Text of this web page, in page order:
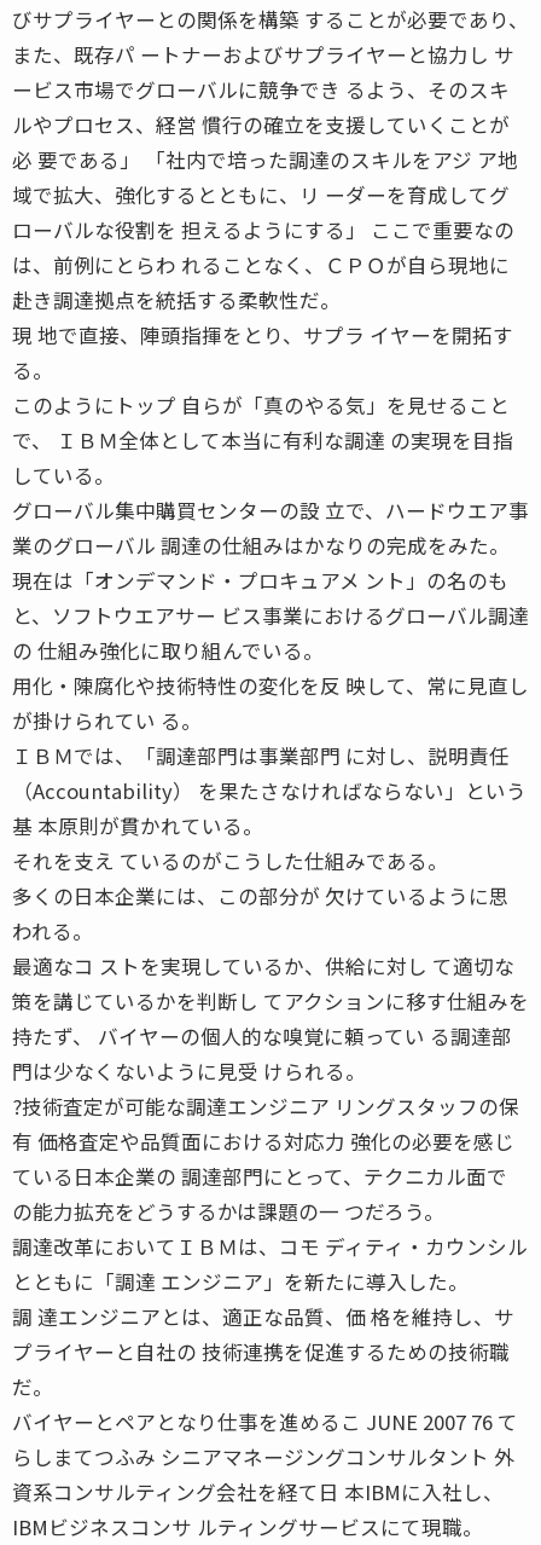
びサプライヤーとの関係を構築 することが必要であり、
また、既存パ ートナーおよびサプライヤーと協力し サ
ービス市場でグローバルに競争でき るよう、そのスキ
ルやプロセス、経営 慣行の確立を支援していくことが
必 要である」 「社内で培った調達のスキルをアジ ア地
域で拡大、強化するとともに、リ ーダーを育成してグ
ローバルな役割を 担えるようにする」 ここで重要なの
は、前例にとらわ れることなく、ＣＰＯが自ら現地に
赴き調達拠点を統括する柔軟性だ。
現 地で直接、陣頭指揮をとり、サプラ イヤーを開拓す
る。
このようにトップ 自らが「真のやる気」を見せること
で、 ＩＢＭ全体として本当に有利な調達 の実現を目指
している。
グローバル集中購買センターの設 立で、ハードウエア事
業のグローバル 調達の仕組みはかなりの完成をみた。
現在は「オンデマンド・プロキュアメ ント」の名のも
と、ソフトウエアサー ビス事業におけるグローバル調達
の 仕組み強化に取り組んでいる。
用化・陳腐化や技術特性の変化を反 映して、常に見直し
が掛けられてい る。
ＩＢＭでは、「調達部門は事業部門 に対し、説明責任
（Accountability） を果たさなければならない」という
基 本原則が貫かれている。
それを支え ているのがこうした仕組みである。
多くの日本企業には、この部分が 欠けているように思
われる。
最適なコ ストを実現しているか、供給に対し て適切な
策を講じているかを判断し てアクションに移す仕組みを
持たず、 バイヤーの個人的な嗅覚に頼ってい る調達部
門は少なくないように見受 けられる。
?技術査定が可能な調達エンジニア リングスタッフの保
有 価格査定や品質面における対応力 強化の必要を感じ
ている日本企業の 調達部門にとって、テクニカル面で
の能力拡充をどうするかは課題の一 つだろう。
調達改革においてＩＢＭは、コモ ディティ・カウンシル
とともに「調達 エンジニア」を新たに導入した。
調 達エンジニアとは、適正な品質、価 格を維持し、サ
プライヤーと自社の 技術連携を促進するための技術職
だ。
バイヤーとペアとなり仕事を進めるこ JUNE 2007 76 て
らしまてつふみ シニアマネージングコンサルタント 外
資系コンサルティング会社を経て日 本IBMに入社し、
IBMビジネスコンサ ルティングサービスにて現職。